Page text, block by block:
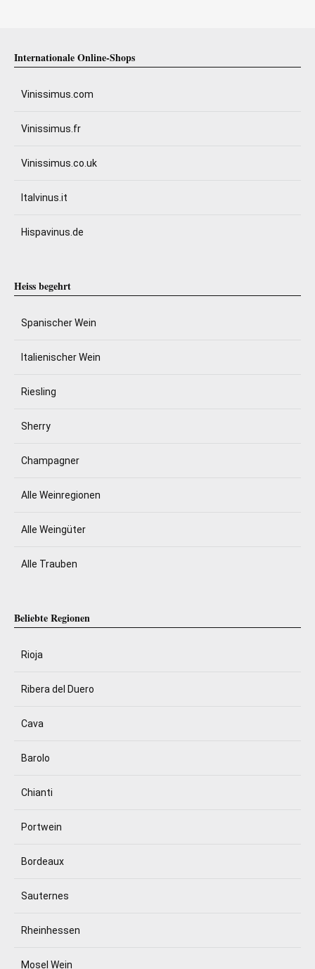
Internationale Online-Shops
Vinissimus.com
Vinissimus.fr
Vinissimus.co.uk
Italvinus.it
Hispavinus.de
Heiss begehrt
Spanischer Wein
Italienischer Wein
Riesling
Sherry
Champagner
Alle Weinregionen
Alle Weingüter
Alle Trauben
Beliebte Regionen
Rioja
Ribera del Duero
Cava
Barolo
Chianti
Portwein
Bordeaux
Sauternes
Rheinhessen
Mosel Wein